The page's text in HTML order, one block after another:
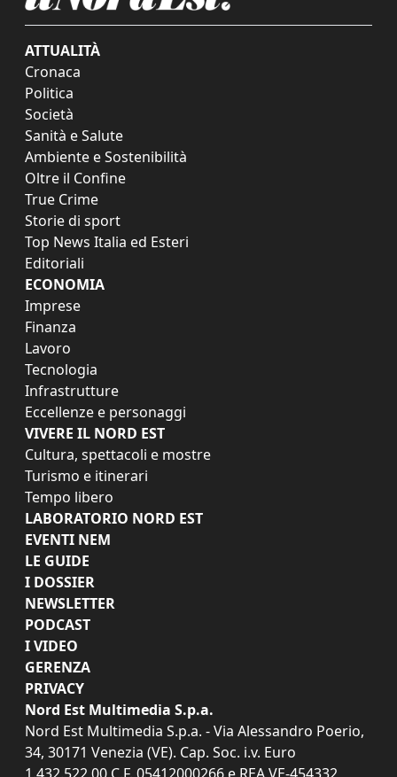
ATTUALITÀ
Cronaca
Politica
Società
Sanità e Salute
Ambiente e Sostenibilità
Oltre il Confine
True Crime
Storie di sport
Top News Italia ed Esteri
Editoriali
ECONOMIA
Imprese
Finanza
Lavoro
Tecnologia
Infrastrutture
Eccellenze e personaggi
VIVERE IL NORD EST
Cultura, spettacoli e mostre
Turismo e itinerari
Tempo libero
LABORATORIO NORD EST
EVENTI NEM
LE GUIDE
I DOSSIER
NEWSLETTER
PODCAST
I VIDEO
GERENZA
PRIVACY
Nord Est Multimedia S.p.a.
Nord Est Multimedia S.p.a. - Via Alessandro Poerio,
34, 30171 Venezia (VE). Cap. Soc. i.v. Euro